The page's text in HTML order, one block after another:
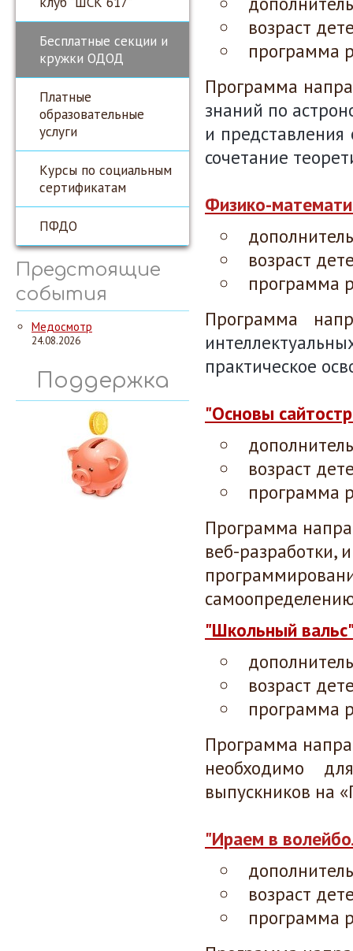
Бесплатные секции и
кружки ОДОД
Платные
образовательные
услуги
Курсы по социальным
сертификатам
ПФДО
Предстоящие
события
Медосмотр
24.08.2026
Поддержка
возраст
программа
Программа
знаний по
и
сочетание
Физико-
возраст
программа
Программа
практическое
"Основы
возраст
программа
Программа
веб-разработки,
"Школьный
возраст
программа
Программа
необходимо
выпускников на
"Ираем в
возраст
программа